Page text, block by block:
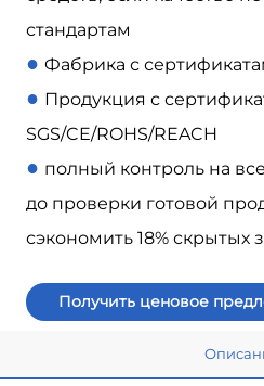
стандартам
● Фабрика с
● Продукция с
SGS/CE/ROHS/REACH
● полный контроль на
до проверки готовой
сэкономить 18% скрытых
Получить ценовое